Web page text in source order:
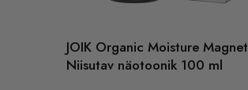
JOIK Organic Moisture Magnet
Niisutav näotoonik 100 ml